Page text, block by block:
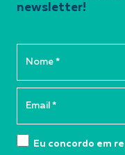
newsletter!
Eu concordo em